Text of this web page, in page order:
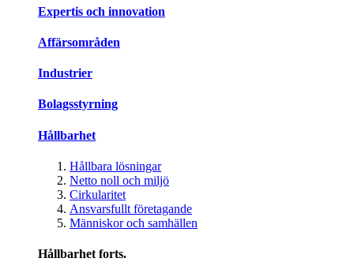
Expertis och innovation
Affärsområden
Industrier
Bolagsstyrning
Hållbarhet
Hållbara lösningar
Netto noll och miljö
Cirkularitet
Ansvarsfullt företagande
Människor och samhällen
Hållbarhet forts.